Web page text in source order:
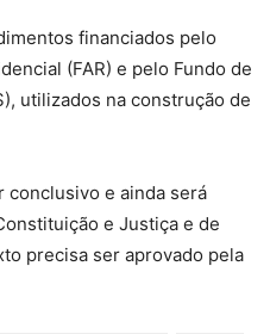
financiados pelo
(FAR) e pelo Fundo de
utilizados na construção de
conclusivo e ainda será
e Justiça e de
precisa ser aprovado pela